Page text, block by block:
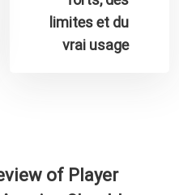
limites et du
vrai usage
of Player